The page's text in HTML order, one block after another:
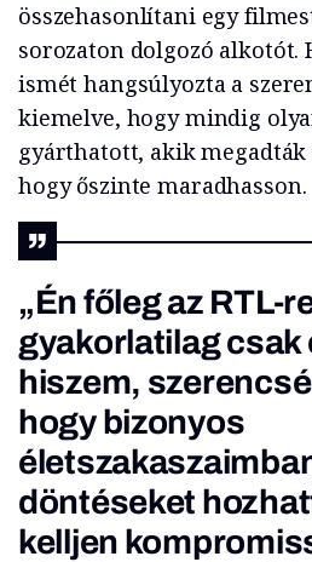
összehasonlítani egy
sorozaton dolgozó alkotót.
ismét hangsúlyozta a
kiemelve, hogy mindig
gyárthatott, akik megadták
hogy őszinte maradhasson.
„Én főleg az RTL-
gyakorlatilag csak
hiszem,
hogy bizonyos
döntéseket
kelljen